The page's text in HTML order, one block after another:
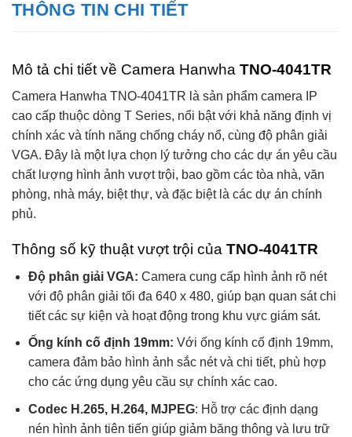
THÔNG TIN CHI TIẾT
Mô tả chi tiết về Camera Hanwha TNO-4041TR
Camera Hanwha TNO-4041TR là sản phẩm camera IP
cao cấp thuộc dòng T Series, nổi bật với khả năng định vị
chính xác và tính năng chống cháy nổ, cùng độ phân giải
VGA. Đây là một lựa chọn lý tưởng cho các dự án yêu cầu
chất lượng hình ảnh vượt trội, bao gồm các tòa nhà, văn
phòng, nhà máy, biệt thự, và đặc biệt là các dự án chính
phủ.
Thông số kỹ thuật vượt trội của TNO-4041TR
Độ phân giải VGA: Camera cung cấp hình ảnh rõ nét
với độ phân giải tối đa 640 x 480, giúp bạn quan sát chi
tiết các sự kiện và hoạt động trong khu vực giám sát.
Ống kính cố định 19mm: Với ống kính cố định 19mm,
camera đảm bảo hình ảnh sắc nét và chi tiết, phù hợp
cho các ứng dụng yêu cầu sự chính xác cao.
Codec H.265, H.264, MJPEG: Hỗ trợ các định dạng
nén hình ảnh tiên tiến giúp giảm băng thông và lưu trữ